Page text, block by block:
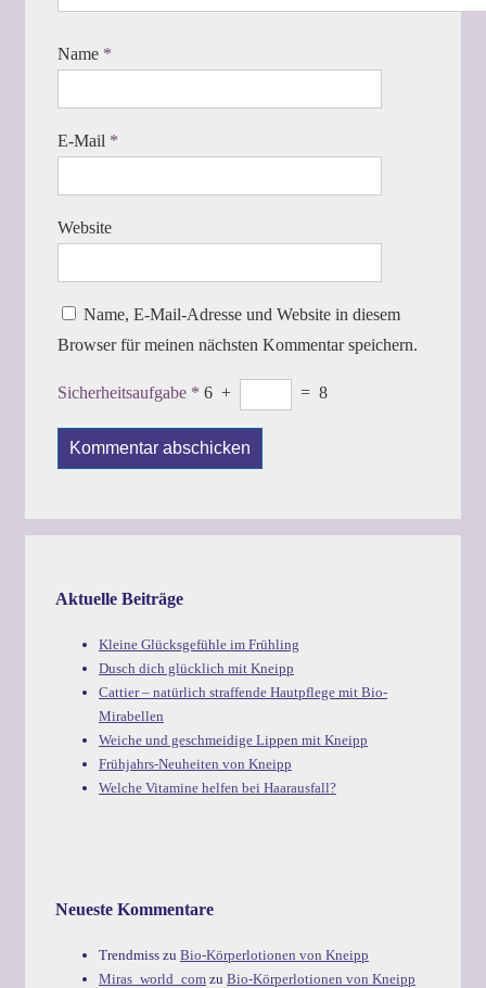
Name *
E-Mail *
Website
Name, E-Mail-Adresse und Website in diesem
Browser für meinen nächsten Kommentar speichern.
Sicherheitsaufgabe * 6 + = 8
Aktuelle Beiträge
Kleine Glücksgefühle im Frühling
Dusch dich glücklich mit Kneipp
Cattier – natürlich straffende Hautpflege mit Bio-
Mirabellen
Weiche und geschmeidige Lippen mit Kneipp
Frühjahrs-Neuheiten von Kneipp
Welche Vitamine helfen bei Haarausfall?
Neueste Kommentare
Trendmiss zu Bio-Körperlotionen von Kneipp
Miras_world_com zu Bio-Körperlotionen von Kneipp